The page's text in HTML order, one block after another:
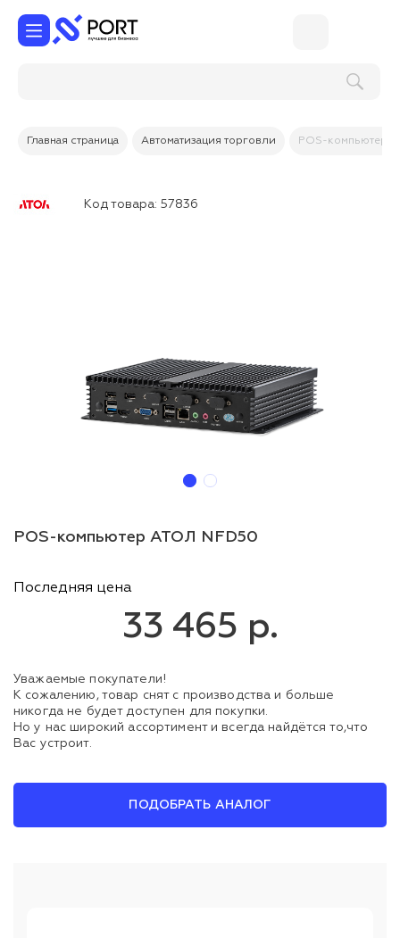
Главная страница Автоматизация торговли POS-компьютер
Код товара: 57836
POS-компьютер АТОЛ NFD50
Последняя цена
33 465 р.
Уважаемые покупатели!
К сожалению, товар снят с производства и больше
никогда не будет доступен для покупки.
Но у нас широкий ассортимент и всегда найдётся то,что
Вас устроит.
ПОДОБРАТЬ АНАЛОГ